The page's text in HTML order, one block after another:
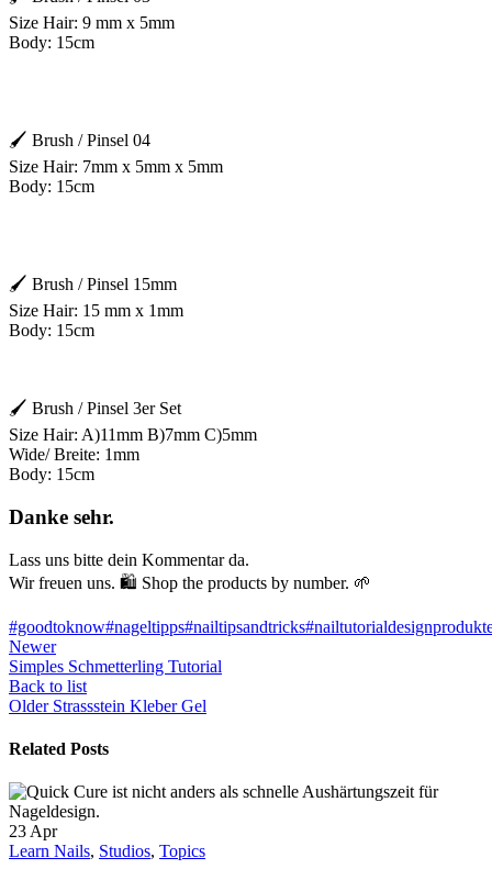
Size Hair: 9 mm x 5mm
Body: 15cm
🖌 Brush / Pinsel 04
Size Hair: 7mm x 5mm x 5mm
Body: 15cm
🖌 Brush / Pinsel 15mm
Size Hair: 15 mm x 1mm
Body: 15cm
🖌 Brush / Pinsel 3er Set
Size Hair: A)11mm B)7mm C)5mm
Wide/ Breite: 1mm
Body: 15cm
Danke sehr.
Lass uns bitte dein Kommentar da.
Wir freuen uns. 🛍 Shop the products by number. 🌱
#goodtoknow#nageltipps#nailtipsandtricks#nailtutorial
Newer
Simples Schmetterling Tutorial
Back to list
Older Strassstein Kleber Gel
Related Posts
23 Apr
Learn Nails, Studios, Topics